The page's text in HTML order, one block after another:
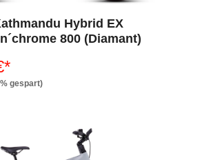
Hybrid EX
800 (Diamant)
gespart)